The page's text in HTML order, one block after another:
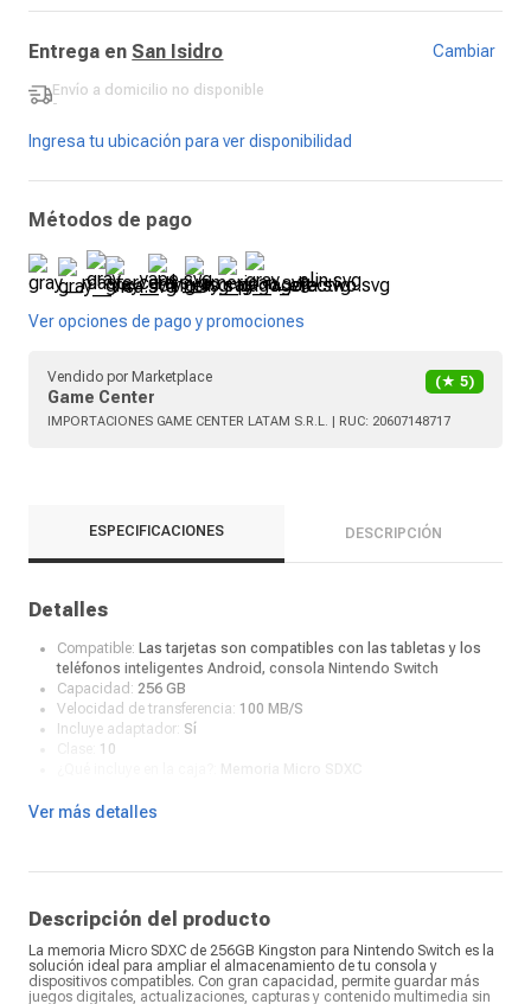
Entrega en San Isidro Cambiar
Envío a domicilio no disponible
-
Ingresa tu ubicación para ver disponibilidad
Métodos de pago
Ver opciones de pago y promociones
Vendido por Marketplace
Game Center
(★ 5)
IMPORTACIONES GAME CENTER LATAM S.R.L. | RUC: 20607148717
ESPECIFICACIONES DESCRIPCIÓN
Detalles
Compatible: Las tarjetas son compatibles con las tabletas y los
teléfonos inteligentes Android, consola Nintendo Switch
Capacidad: 256 GB
Velocidad de transferencia: 100 MB/S
Incluye adaptador: Sí
10
Ver más detalles
Descripción del producto
La memoria Micro SDXC de 256GB Kingston para Nintendo Switch es la
solución ideal para ampliar el almacenamiento de tu consola y
dispositivos compatibles. Con gran capacidad, permite guardar más
juegos digitales, actualizaciones, capturas y contenido multimedia sin